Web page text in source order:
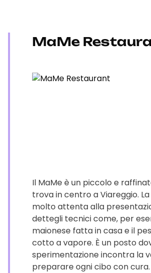
MaMe
Il MaMe è un piccolo e
trova in centro a Viareggio.
molto attenta alla
dettegli tecnici come, per
maionese fatta in casa e il
cotto a vapore. È un posto
sperimentazione incontra la
preparare ogni cibo con cura.